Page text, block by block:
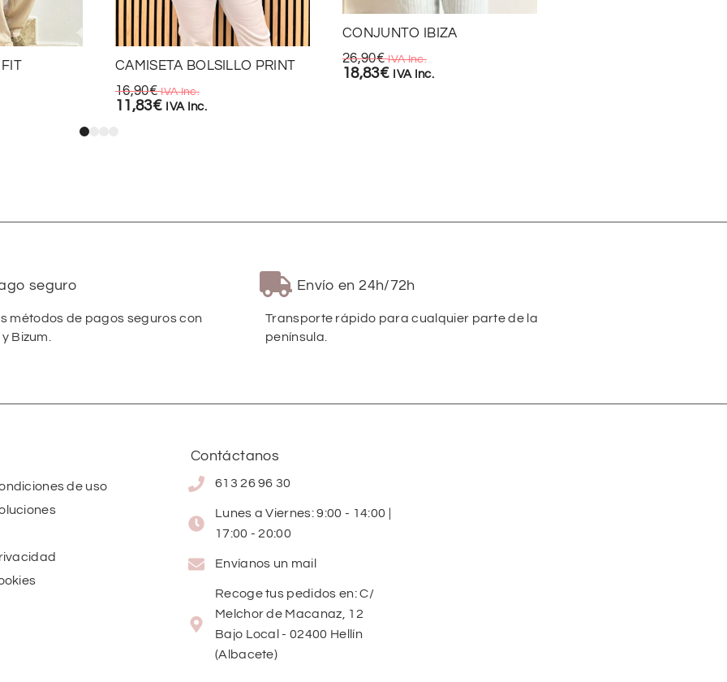
CAMISETA BOLSILLO PRINT
16,90€ IVA Inc.
11,83€ IVA Inc.
CONJUNTO IBIZA
26,90€ IVA Inc.
18,83€ IVA Inc.
seguro
métodos de pagos seguros con
Bizum.
Envío en 24h/72h
Transporte rápido para cualquier parte de la
península.
de uso
Contáctanos
613 26 96 30
Lunes a Viernes: 9:00 - 14:00 |
17:00 - 20:00
Envíanos un mail
Recoge tus pedidos en: C/
Melchor de Macanaz, 12
Bajo Local - 02400 Hellín
(Albacete)